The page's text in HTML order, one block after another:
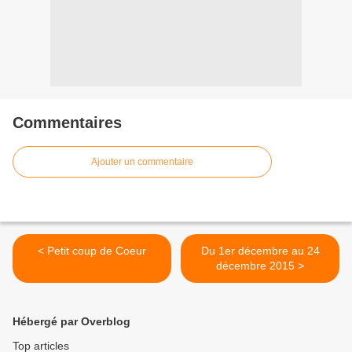
Commentaires
Ajouter un commentaire
< Petit coup de Coeur
Du 1er décembre au 24
décembre 2015 >
Hébergé par Overblog
Top articles